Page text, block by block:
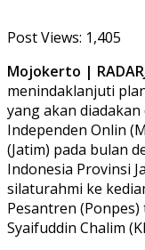
Post Views: 1,405
Mojokerto |
menindaklanjuti
yang akan
Independen Onlin
(Jatim) pada bulan
Indonesia Provinsi
silaturahmi ke
Pesantren
Syaifuddin Chalim